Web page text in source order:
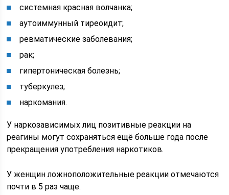
системная красная волчанка;
аутоиммунный тиреоидит;
ревматические заболевания;
рак;
гипертоническая болезнь;
туберкулез;
наркомания.
У наркозависимых лиц позитивные реакции на
реагины могут сохраняться ещё больше года после
прекращения употребления наркотиков.
У женщин ложноположительные реакции отмечаются
почти в 5 раз чаще.